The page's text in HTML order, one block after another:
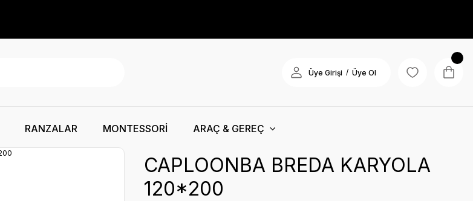
Üye Girişi / Üye Ol
RANZALAR MONTESSORİ ARAÇ & GEREÇ
CAPLOONBA BREDA KARYOLA
120*200